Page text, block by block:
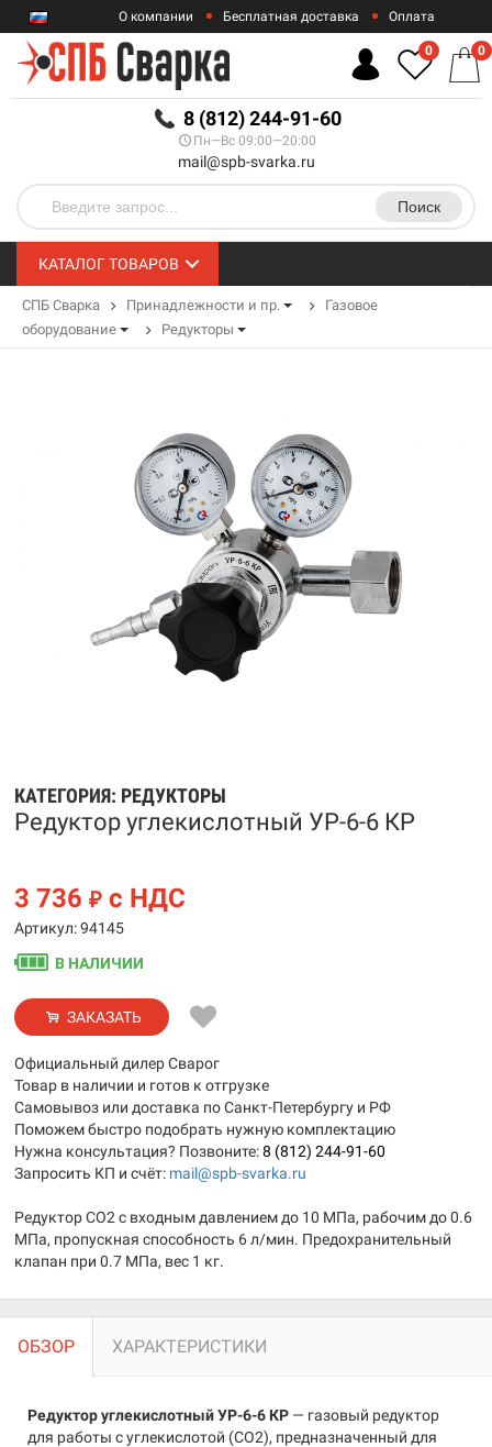
RUB
О компании Бесплатная доставка Оплата
Гарантии
8 (812) 244-91-60
Пн—Вс 09:00—20:00
mail@spb-svarka.ru
Поиск
0 0
КАТАЛОГ ТОВАРОВ
СПБ Сварка Принадлежности и пр.
Газовое
оборудование
Редукторы
КАТЕГОРИЯ: РЕДУКТОРЫ
Редуктор углекислотный УР-6-6 КР
3 736 ₽ с НДС
Артикул: 94145
В НАЛИЧИИ
ЗАКАЗАТЬ
Официальный дилер Сварог
Товар в наличии и готов к отгрузке
Самовывоз или доставка по Санкт-Петербургу и РФ
Поможем быстро подобрать нужную комплектацию
Нужна консультация? Позвоните:8 (812) 244-91-60
Запросить КП и счёт: mail@spb-svarka.ru
Редуктор CO2 с входным давлением до 10 МПа, рабочим до 0.6
МПа, пропускная способность 6 л/мин. Предохранительный
клапан при 0.7 МПа, вес 1 кг.
ОБЗОР ХАРАКТЕРИСТИКИ
Редуктор углекислотный УР-6-6 КР — газовый редуктор
для работы с углекислотой (CO2), предназначенный для